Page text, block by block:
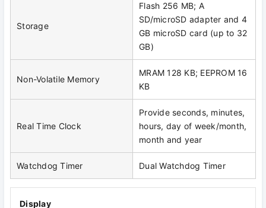
Storage
Flash 256 MB; A
SD/microSD adapter and 4
GB microSD card (up to 32
GB)
Non-Volatile Memory
MRAM 128 KB; EEPROM 16
KB
Real Time Clock
Provide seconds, minutes,
hours, day of week/month,
month and year
Watchdog Timer Dual Watchdog Timer
Display